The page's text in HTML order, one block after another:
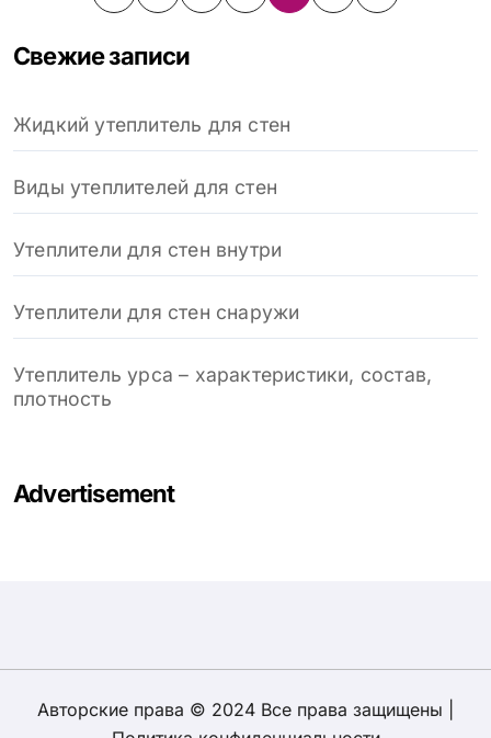
записей
Свежие записи
Жидкий утеплитель для стен
Виды утеплителей для стен
Утеплители для стен внутри
Утеплители для стен снаружи
Утеплитель урса – характеристики, состав,
плотность
Advertisement
Авторские права © 2024 Все права защищены